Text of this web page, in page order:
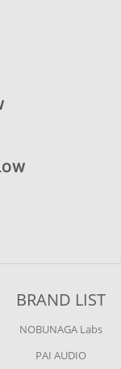
BRAND LIST
NOBUNAGA Labs
PAI AUDIO